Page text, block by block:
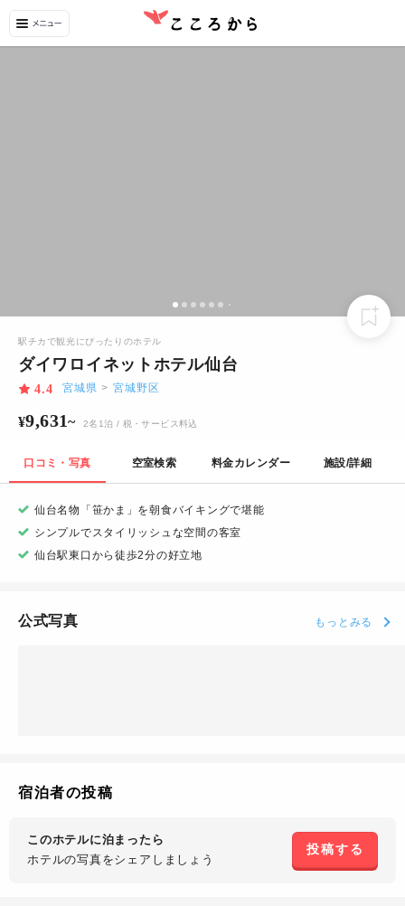
駅チカで観光にぴったりのホテル
ダイワロイネットホテル仙台
4.4 宮城県 > 宮城野区
¥9,631~ 2名 1泊 / 税・サービス料込
口コミ・写真 空室検索 料金カレンダー 施設/詳細
仙台名物「笹かま」を朝食バイキングで堪能
シンプルでスタイリッシュな空間の客室
仙台駅東口から徒歩2分の好立地
公式写真 もっとみる
宿泊者の投稿
このホテルに泊まったら
ホテルの写真をシェアしましょう
投稿する